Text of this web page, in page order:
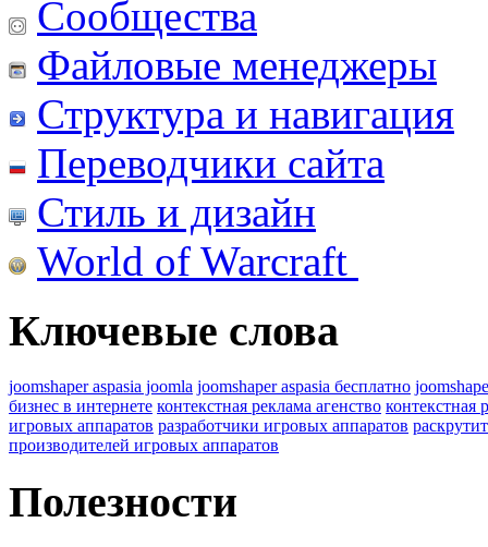
Сообщества
Файловые менеджеры
Структура и навигация
Переводчики сайта
Стиль и дизайн
World of Warcraft
Ключевые слова
joomshaper aspasia joomla joomshaper aspasia бесплатно
бизнес в интернете контекстная реклама агенство контекстная
игровых аппаратов разработчики игровых аппаратов
производителей игровых аппаратов
Полезности